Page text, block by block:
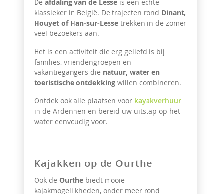
De afdaling van de Lesse is een echte
klassieker in België. De trajecten rond Dinant,
Houyet of Han-sur-Lesse trekken in de zomer
veel bezoekers aan.
Het is een activiteit die erg geliefd is bij
families, vriendengroepen en
vakantiegangers die natuur, water en
toeristische ontdekking willen combineren.
Ontdek ook alle plaatsen voor kayakverhuur
in de Ardennen en bereid uw uitstap op het
water eenvoudig voor.
Kajakken op de Ourthe
Ook de Ourthe biedt mooie
kajakmogelijkheden, onder meer rond